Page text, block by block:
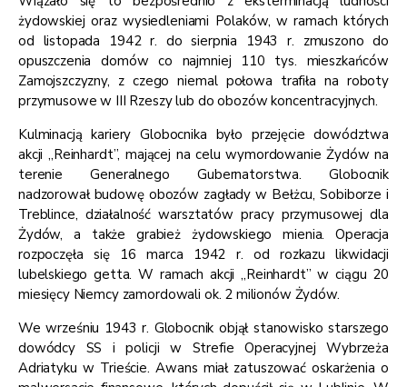
żydowskiej oraz wysiedleniami Polaków, w ramach których
od listopada 1942 r. do sierpnia 1943 r. zmuszono do
opuszczenia domów co najmniej 110 tys. mieszkańców
Zamojszczyzny, z czego niemal połowa trafiła na roboty
przymusowe w III Rzeszy lub do obozów koncentracyjnych.
Kulminacją kariery Globocnika było przejęcie dowództwa
akcji „Reinhardt”, mającej na celu wymordowanie Żydów na
terenie Generalnego Gubernatorstwa. Globocnik
nadzorował budowę obozów zagłady w Bełżcu, Sobiborze i
Treblince, działalność warsztatów pracy przymusowej dla
Żydów, a także grabież żydowskiego mienia. Operacja
rozpoczęła się 16 marca 1942 r. od rozkazu likwidacji
lubelskiego getta. W ramach akcji „Reinhardt” w ciągu 20
miesięcy Niemcy zamordowali ok. 2 milionów Żydów.
We wrześniu 1943 r. Globocnik objął stanowisko starszego
dowódcy SS i policji w Strefie Operacyjnej Wybrzeża
Adriatyku w Trieście. Awans miał zatuszować oskarżenia o